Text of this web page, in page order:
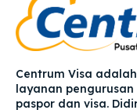
Centrum Visa
layanan
paspor dan visa.